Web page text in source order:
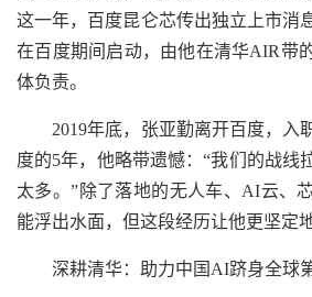
这一年，百度昆仑芯传出独立上市消
在百度期间启动，由他在清华AIR带
体负责。
2019年底，张亚勤离开百度，入
度的5年，他略带遗憾：“我们的战线
太多。”除了落地的无人车、AI云、
能浮出水面，但这段经历让他更坚定
深耕清华：助力中国AI跻身全球